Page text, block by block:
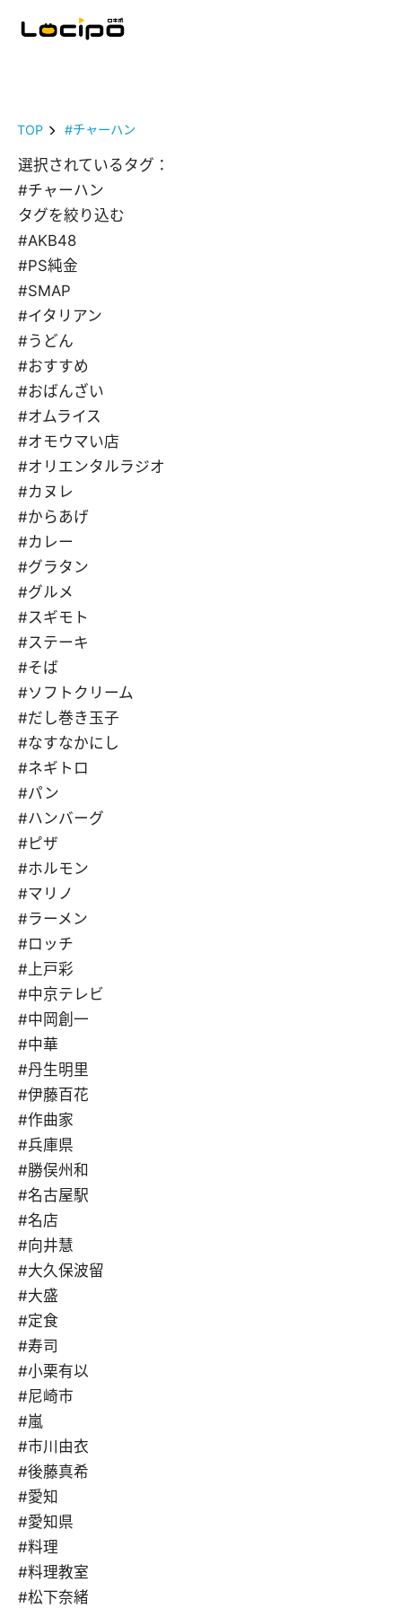
TOP #チャーハン
選択されているタグ：
#チャーハン
タグを絞り込む
#AKB48
#PS純金
#SMAP
#イタリアン
#うどん
#おすすめ
#おばんざい
#オムライス
#オモウマい店
#オリエンタルラジオ
#カヌレ
#からあげ
#カレー
#グラタン
#グルメ
#スギモト
#ステーキ
#そば
#ソフトクリーム
#だし巻き玉子
#なすなかにし
#ネギトロ
#パン
#ハンバーグ
#ピザ
#ホルモン
#マリノ
#ラーメン
#ロッチ
#上戸彩
#中京テレビ
#中岡創一
#中華
#丹生明里
#伊藤百花
#作曲家
#兵庫県
#勝俣州和
#名古屋駅
#名店
#向井慧
#大久保波留
#大盛
#定食
#寿司
#小栗有以
#尼崎市
#嵐
#市川由衣
#後藤真希
#愛知
#愛知県
#料理
#料理教室
#松下奈緒